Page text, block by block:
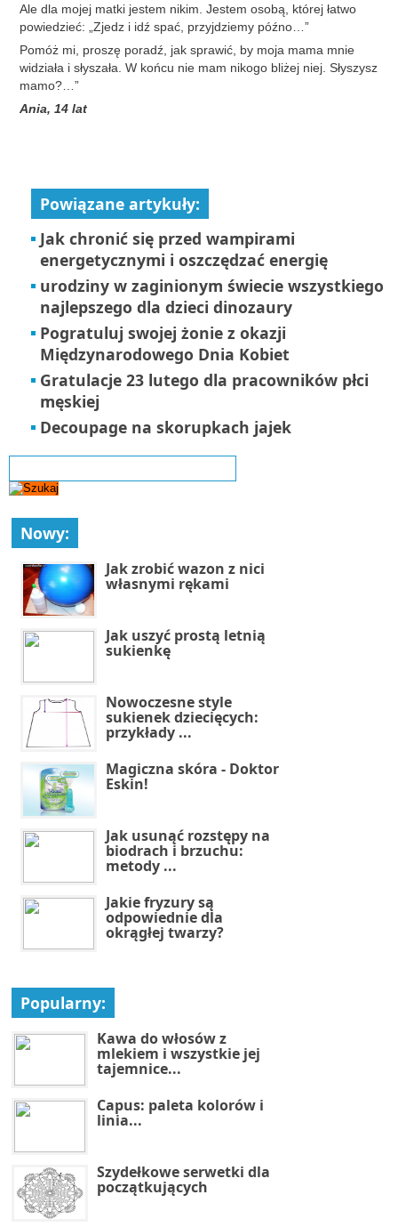
Ale dla mojej matki jestem nikim. Jestem osobą, której łatwo
powiedzieć: „Zjedz i idź spać, przyjdziemy późno…”
Pomóż mi, proszę poradź, jak sprawić, by moja mama mnie
widziała i słyszała. W końcu nie mam nikogo bliżej niej. Słyszysz
mamo?…”
Ania, 14 lat
Powiązane artykuły:
Jak chronić się przed wampirami
energetycznymi i oszczędzać energię
urodziny w zaginionym świecie wszystkiego
najlepszego dla dzieci dinozaury
Pogratuluj swojej żonie z okazji
Międzynarodowego Dnia Kobiet
Gratulacje 23 lutego dla pracowników płci
męskiej
Decoupage na skorupkach jajek
Nowy:
Jak zrobić wazon z nici
własnymi rękami
Jak uszyć prostą letnią
sukienkę
Nowoczesne style
sukienek dziecięcych:
przykłady ...
Magiczna skóra - Doktor
Eskin!
Jak usunąć rozstępy na
biodrach i brzuchu:
metody ...
Jakie fryzury są
odpowiednie dla
okrągłej twarzy?
Popularny:
Kawa do włosów z
mlekiem i wszystkie jej
tajemnice...
Capus: paleta kolorów i
linia...
Szydełkowe serwetki dla
początkujących